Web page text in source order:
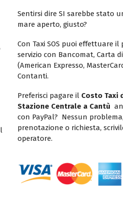
Sentirsi dire SI sarebbe stato
mare aperto, giusto?
Con Taxi SOS puoi effettuare
servizio con Bancomat, Carta
(American Expresso,
Contanti.
Preferisci pagare il Costo Taxi
Stazione Centrale a Cantù
con PayPal? Nessun
prenotazione o richiesta,
operatore.